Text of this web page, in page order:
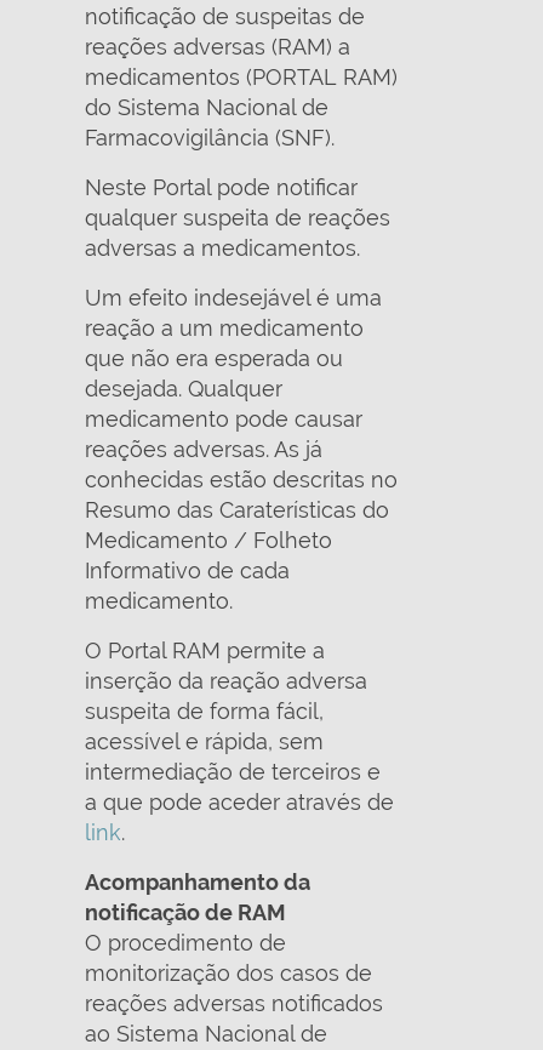
notificação de suspeitas de
reações adversas (RAM) a
medicamentos (PORTAL RAM)
do Sistema Nacional de
Farmacovigilância (SNF).
Neste Portal pode notificar
qualquer suspeita de reações
adversas a medicamentos.
Um efeito indesejável é uma
reação a um medicamento
que não era esperada ou
desejada. Qualquer
medicamento pode causar
reações adversas. As já
conhecidas estão descritas no
Resumo das Caraterísticas do
Medicamento / Folheto
Informativo de cada
medicamento.
O Portal RAM permite a
inserção da reação adversa
suspeita de forma fácil,
acessível e rápida, sem
intermediação de terceiros e
a que pode aceder através de
link.
Acompanhamento da
notificação de RAM
O procedimento de
monitorização dos casos de
reações adversas notificados
ao Sistema Nacional de